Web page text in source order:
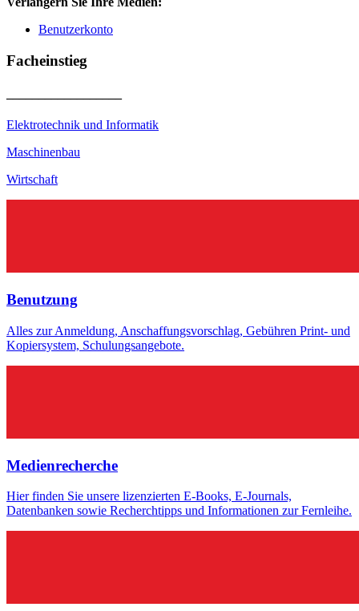
Benutzerkonto
Fach­ein­stieg
Elektrotechnik und Informatik
Maschinenbau
Wirtschaft
Be­nut­zung
Alles zur Anmeldung, Anschaffungsvorschlag, Gebühren Print- und
Kopiersystem, Schulungsangebote.
Me­di­en­re­cher­che
Hier finden Sie unsere lizenzierten E-Books, E-Journals,
Datenbanken sowie Recherchtipps und Informationen zur Fernleihe.